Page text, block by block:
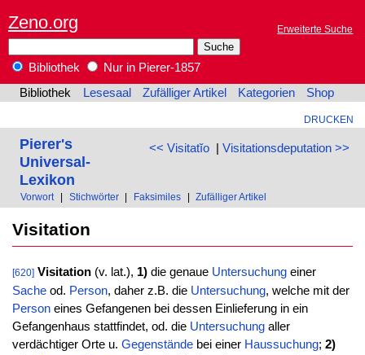
Zeno.org Erweiterte Suche
Bibliothek
Nur in Pierer-1857
Bibliothek
Lesesaal Zufälliger Artikel Kategorien Shop
DRUCKEN
<< Visitatĭo| Visitationsdeputation >>
Pierer's
Universal-
Lexikon
Vorwort Stichwörter Faksimiles Zufälliger Artikel
Visitation
[620] Visitation(v. lat.), 1)die genaue Untersuchungeiner
Sacheod. Person, daher z.B. die Untersuchung, welche mit der
Personeines Gefangenen bei dessen Einlieferung in ein
Gefangenhaus stattfindet, od. die Untersuchungaller
verdächtiger Orte u. Gegenständebei einer Haussuchung; 2)